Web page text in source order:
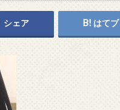
シェア はてブ